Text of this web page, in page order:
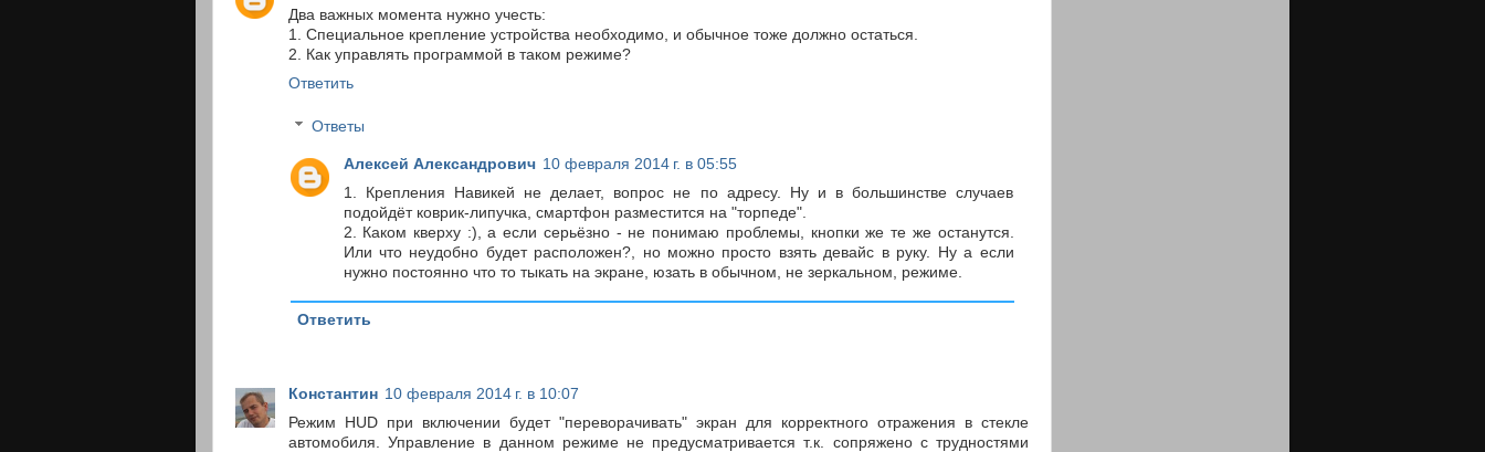
Два важных момента нужно учесть:
1. Специальное крепление устройства необходимо, и обычное тоже должно остаться.
2. Как управлять программой в таком режиме?
Ответить
Ответы
Алексей Александрович 10 февраля 2014 г. в 05:55
1. Крепления Навикей не делает, вопрос не по адресу. Ну и в большинстве случаев
подойдёт коврик-липучка, смартфон разместится на "торпеде".
2. Каком кверху :), а если серьёзно - не понимаю проблемы, кнопки же те же останутся.
Или что неудобно будет расположен?, но можно просто взять девайс в руку. Ну а если
нужно постоянно что то тыкать на экране, юзать в обычном, не зеркальном, режиме.
Ответить
Константин 10 февраля 2014 г. в 10:07
Режим HUD при включении будет "переворачивать" экран для корректного отражения в стекле
автомобиля. Управление в данном режиме не предусматривается т.к. сопряжено с трудностями